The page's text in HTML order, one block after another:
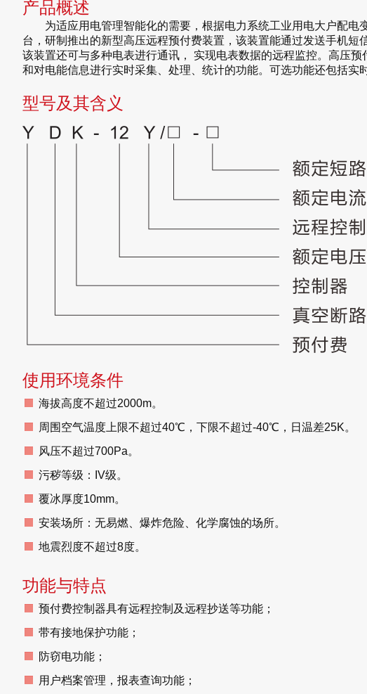
产品概述
为适应用电管理智能化的需要，根据电力系统工业用电大户配
台，研制推出的新型高压远程预付费装置，该装置能通过发送手机
该装置还可与多种电表进行通讯， 实现电表数据的远程监控。高压
和对电能信息进行实时采集、处理、统计的功能。可选功能还包括实
型号及其含义
使用环境条件
海拔高度不超过2000m。
周围空气温度上限不超过40℃，下限不超过-40℃，日温差25K。
风压不超过700Pa。
污秽等级：IV级。
覆冰厚度10mm。
安装场所：无易燃、爆炸危险、化学腐蚀的场所。
地震烈度不超过8度。
功能与特点
预付费控制器具有远程控制及远程抄送等功能；
带有接地保护功能；
防窃电功能；
用户档案管理，报表查询功能；